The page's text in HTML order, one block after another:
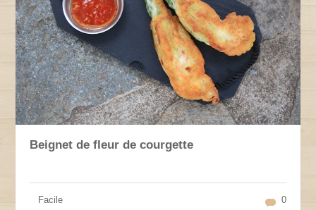
Beignet de fleur de courgette
Facile 0